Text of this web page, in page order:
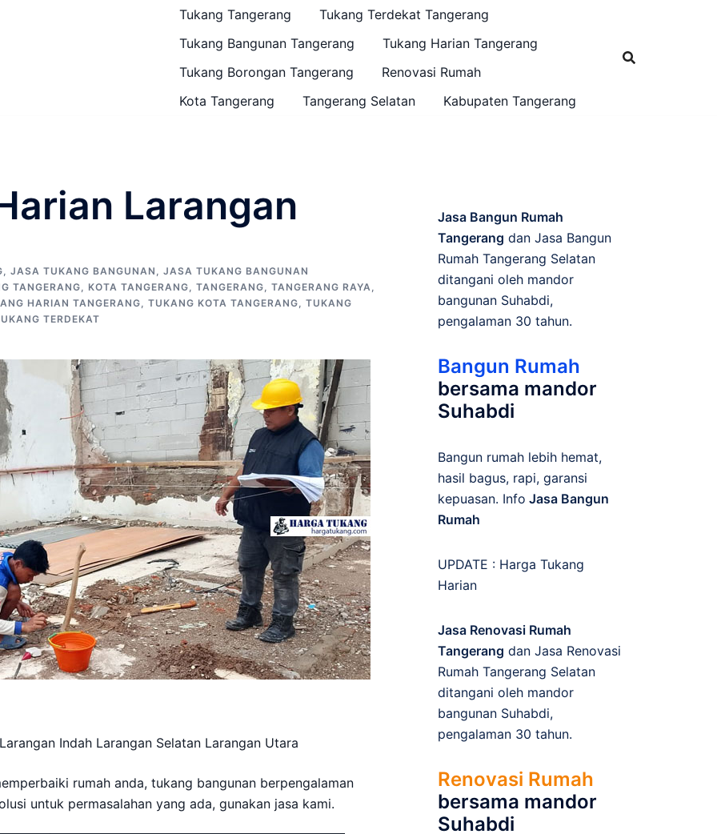
Tukang Tangerang
Tukang Terdekat Tangerang
Tukang Bangunan Tangerang
Tukang Harian Tangerang
Tukang Borongan Tangerang
Renovasi Rumah
Kota Tangerang
Tangerang Selatan Kabupaten Tangerang
Larangan
, JASA TUKANG BANGUNAN , JASA TUKANG BANGUNAN
TANGERANG, KOTA TANGERANG, TANGERANG, TANGERANG RAYA,
HARIAN TANGERANG, TUKANG KOTA TANGERANG, TUKANG
TERDEKAT
Indah Larangan Selatan Larangan Utara
rumah anda, tukang bangunan berpengalaman
untuk permasalahan yang ada, gunakan jasa kami.
Jasa Bangun Rumah
Tangerang dan Jasa Bangun
Rumah Tangerang Selatan
ditangani oleh mandor
bangunan Suhabdi,
pengalaman 30 tahun.
Bangun Rumah
bersama mandor
Suhabdi
Bangun rumah lebih hemat,
hasil bagus, rapi, garansi
kepuasan. Info Jasa Bangun
Rumah
UPDATE : Harga Tukang
Harian
Jasa Renovasi Rumah
Tangerang dan Jasa Renovasi
Rumah Tangerang Selatan
ditangani oleh mandor
bangunan Suhabdi,
pengalaman 30 tahun.
Renovasi Rumah
bersama mandor
Suhabdi